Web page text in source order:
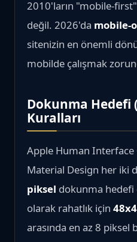
2010'ların "mobile-first"
değil. 2026'da mobile-
sitenizin en önemli
mobilde çalışmak
Dokunma Hedefi
Kuralları
Apple Human Interface
Material Design her iki
piksel dokunma hedefi
olarak rahatlık için
arasında en az 8 piksel